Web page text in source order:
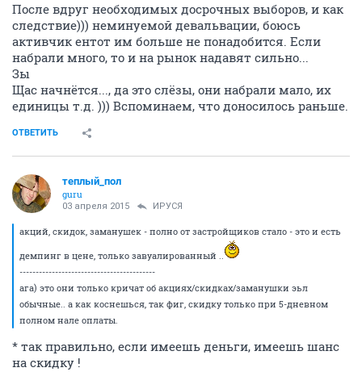
После вдруг необходимых досрочных выборов, и как
следствие))) неминуемой девальвации, боюсь
активчик ентот им больше не понадобится. Если
набрали много, то и на рынок надавят сильно...
Зы
Щас начнётся..., да это слёзы, они набрали мало, их
единицы т.д. ))) Вспоминаем, что доносилось раньше.
ОТВЕТИТЬ
теплый_пол
guru
03 апреля 2015 ИРУСЯ
акций, скидок, заманушек - полно от застройщиков стало - это и есть
демпинг в цене, только завуалированный ..
------------------------------------------
ага) это они только кричат об акциях/скидках/заманушки эьл
обычные.. а как коснешься, так фиг, скидку только при 5-дневном
полном нале оплаты.
* так правильно, если имеешь деньги, имеешь шанс
на скидку !